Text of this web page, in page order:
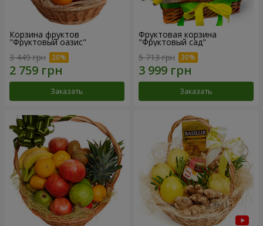
Корзина фруктов
"Фруктовый оазис"
3 449 грн
Заказать
Фруктовая корзина
"Фруктовый сад"
5 713 грн
Заказать